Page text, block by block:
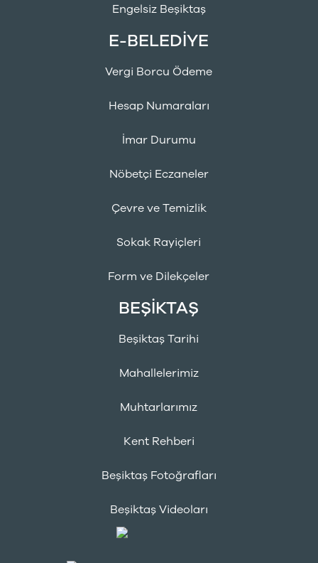
Engelsiz Beşiktaş
E-BELEDİYE
Vergi Borcu Ödeme
Hesap Numaraları
İmar Durumu
Nöbetçi Eczaneler
Çevre ve Temizlik
Sokak Rayiçleri
Form ve Dilekçeler
BEŞİKTAŞ
Beşiktaş Tarihi
Mahallelerimiz
Muhtarlarımız
Kent Rehberi
Beşiktaş Fotoğrafları
Beşiktaş Videoları